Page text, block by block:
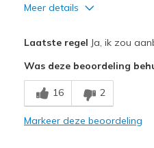
Meer details
Minpunten
Women's color options
Laatste regel Ja, ik zou
Was deze beoordeling
16 2
Markeer deze beoordeling